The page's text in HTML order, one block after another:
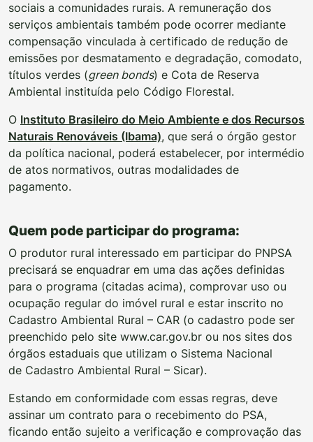
sociais a comunidades rurais. A remuneração dos
serviços ambientais também pode ocorrer mediante
compensação vinculada à certificado de redução de
emissões por desmatamento e degradação, comodato,
títulos verdes (green bonds) e Cota de Reserva
Ambiental instituída pelo Código Florestal.
O Instituto Brasileiro do Meio Ambiente e dos Recursos
Naturais Renováveis (Ibama), que será o órgão gestor
da política nacional, poderá estabelecer, por intermédio
de atos normativos, outras modalidades de
pagamento.
Quem pode participar do programa:
O produtor rural interessado em participar do PNPSA
precisará se enquadrar em uma das ações definidas
para o programa (citadas acima), comprovar uso ou
ocupação regular do imóvel rural e estar inscrito no
Cadastro Ambiental Rural – CAR (o cadastro pode ser
preenchido pelo site www.car.gov.br ou nos sites dos
órgãos estaduais que utilizam o Sistema Nacional
de Cadastro Ambiental Rural – Sicar).
Estando em conformidade com essas regras, deve
assinar um contrato para o recebimento do PSA,
ficando então sujeito a verificação e comprovação das